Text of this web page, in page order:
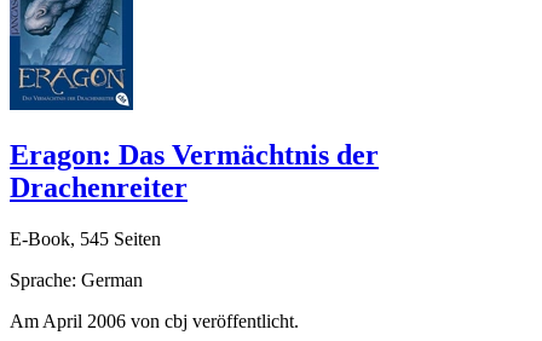
Eragon: Das Vermächtnis der
Drachenreiter
E-Book, 545 Seiten
Sprache: German
Am April 2006 von cbj veröffentlicht.